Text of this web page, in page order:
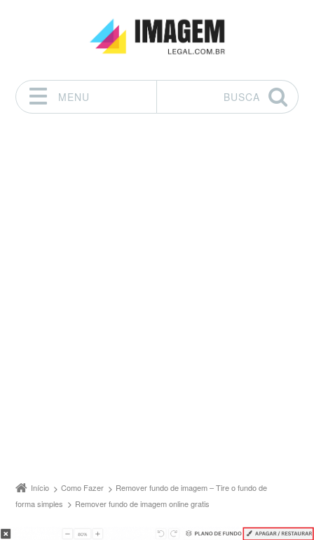
MENU
BUSCA
Início Como Fazer
Remover fundo de imagem – Tire o fundo de
forma simples
Remover fundo de imagem online gratis